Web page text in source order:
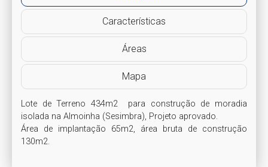
Características
Áreas
Mapa
Lote de Terreno 434m2  para construção de moradia
isolada na Almoinha (Sesimbra), Projeto aprovado.
Área de implantação 65m2, área bruta de construção
130m2.